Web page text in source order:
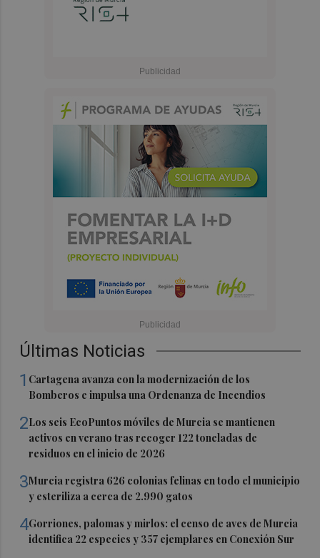
Últimas Noticias
1 Cartagena avanza con la modernización de los
Bomberos e impulsa una Ordenanza de Incendios
2Los seis EcoPuntos móviles de Murcia se mantienen
activos en verano tras recoger 122 toneladas de
residuos en el inicio de 2026
3Murcia registra 626 colonias felinas en todo el municipio
y esteriliza a cerca de 2.990 gatos
4Gorriones, palomas y mirlos: el censo de aves de Murcia
identifica 22 especies y 357 ejemplares en Conexión Sur